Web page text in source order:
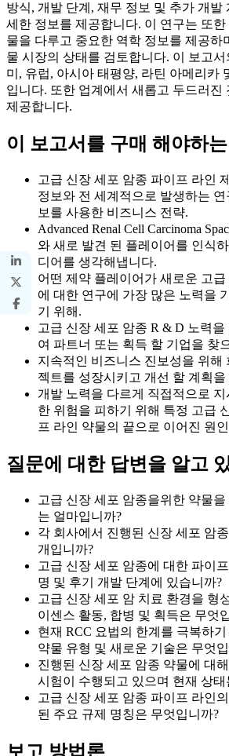
방식, 개발 단계, 재무 정보 및 추가 개발
세한 정보를 제공합니다. 이 연구는 또
물을 다루고 중요한 역학 정보를 제공하
물 시장의 상태를 검토합니다. 이 보고
미, 유럽, 아시아 태평양, 라틴 아메리카
입니다. 또한 업계에서 새롭고 두드러진
제공합니다.
이 보고서를 구매 해야하
고급 신장 세포 암종 파이프 라인
정보와 전 세계적으로 발생하는
보를 사용한 비즈니스 전략.
Advanced Renal Cell Carcinoma
와 새로 발견 된 플레이어를 인식
디어를 생각해냅니다.
어떤 제약 플레이어가 새로운 고
에 대한 연구에 가장 많은 노력을
기 위해.
고급 신장 세포 암종 R & D 노력
여 파트너 또는 획득 할 기업을 찾
지속적인 비즈니스 진보성을 위해
젝트를 성장시키고 개선 할 계획을
개발 노력을 다르게 직접적으로
한 위험을 피하기 위해 특정 고급
프 라인 약물의 끝으로 이어진 원
질문에 대한 답변을 알고
고급 신장 세포 암종을위한 약물
는 얼마입니까?
각 회사에서 진행된 신장 세포 암
개입니까?
고급 신장 세포 암종에 대한 파이
명 및 후기 개발 단계에 있습니까?
고급 신장 세포 암 치료 환경을 형
이센스 활동, 합병 및 획득은 무엇
현재 RCC 요법의 한계를 극복하
약물 유형 및 새로운 기술은 무엇
진행된 신장 세포 암종 약물에 대
시험이 수행되고 있으며 현재 상
고급 신장 세포 암종 파이프 라인
된 주요 규제 명칭은 무엇입니까?
보고 방법론